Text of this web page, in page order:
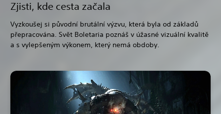
Zjisti, kde cesta začala
Vyzkoušej si původní brutální výzvu, která byla od základů
přepracována. Svět Boletaria poznáš v úžasné vizuální kvalitě
a s vylepšeným výkonem, který nemá obdoby.